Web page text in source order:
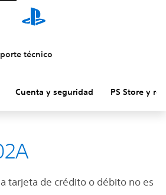
técnico
Cuenta y seguridad PS Store y
tarjeta de crédito o débito no es